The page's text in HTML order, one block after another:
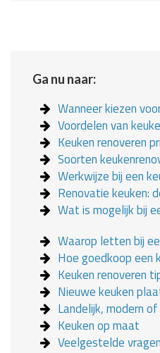
Ga nu naar:
Wanneer kiezen
Voordelen van
Keuken renoveren
Soorten
Werkwijze bij een
Renovatie keuken:
Wat is mogelijk bij
Waarop letten bij
Hoe goedkoop een
Keuken renoveren
Nieuwe keuken
Landelijk, modern
Keuken op maat
Veelgestelde